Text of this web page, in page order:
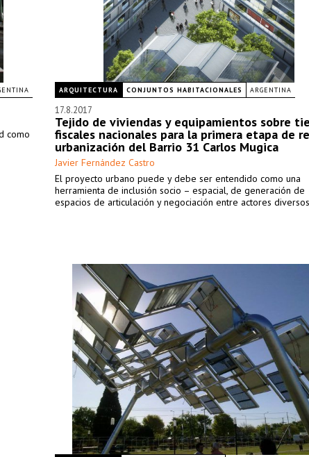
como
ARQUITECTURA CONJUNTOS HABITACIONALES ARGENTINA
17.8.2017
Tejido de viviendas y equipamientos sobre
fiscales nacionales para la primera etapa de
urbanización del Barrio 31 Carlos Mugica
Javier Fernández Castro
El proyecto urbano puede y debe ser entendido como una
herramienta de inclusión socio – espacial, de generación de
espacios de articulación y negociación entre actores